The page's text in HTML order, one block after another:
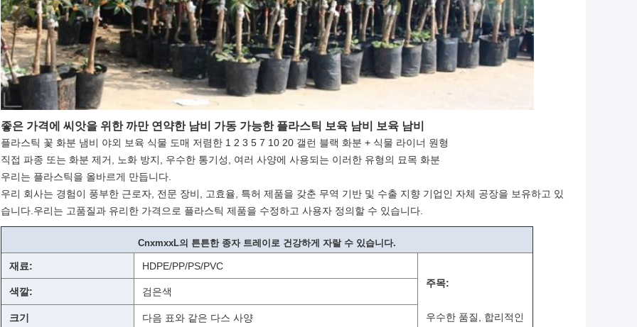
좋은 가격에 씨앗을 위한 까만 연약한 남비 가동 가능한 플라스틱 보육 남비 보육 남비
플라스틱 꽃 화분 냄비 야외 보육 식물 도매 저렴한 1 2 3 5 7 10 20 갤런 블랙 화분 + 식물 라이너 원형
직접 파종 또는 화분 제거, 노화 방지, 우수한 통기성, 여러 사양에 사용되는 이러한 유형의 묘목 화분
우리는 플라스틱을 올바르게 만듭니다.
우리 회사는 경험이 풍부한 근로자, 전문 장비, 고효율, 특허 제품을 갖춘 무역 기반 및 수출 지향 기업인 자체 공장을 보유하고 있
습니다.우리는 고품질과 유리한 가격으로 플라스틱 제품을 수정하고 사용자 정의할 수 있습니다.
CnxmxxL의 튼튼한 종자 트레이로 건강하게 자랄 수 있습니다.
재료:
HDPE/PP/PS/PVC
주목:
우수한 품질, 합리적인
색깔: 검은색
크기 다음 표와 같은 다스 사양